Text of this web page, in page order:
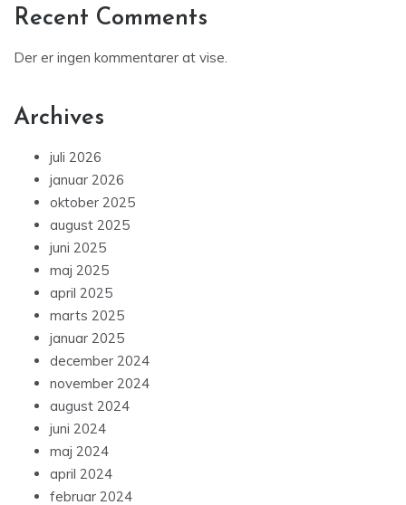
Recent Comments
Der er ingen kommentarer at vise.
Archives
juli 2026
januar 2026
oktober 2025
august 2025
juni 2025
maj 2025
april 2025
marts 2025
januar 2025
december 2024
november 2024
august 2024
juni 2024
maj 2024
april 2024
februar 2024